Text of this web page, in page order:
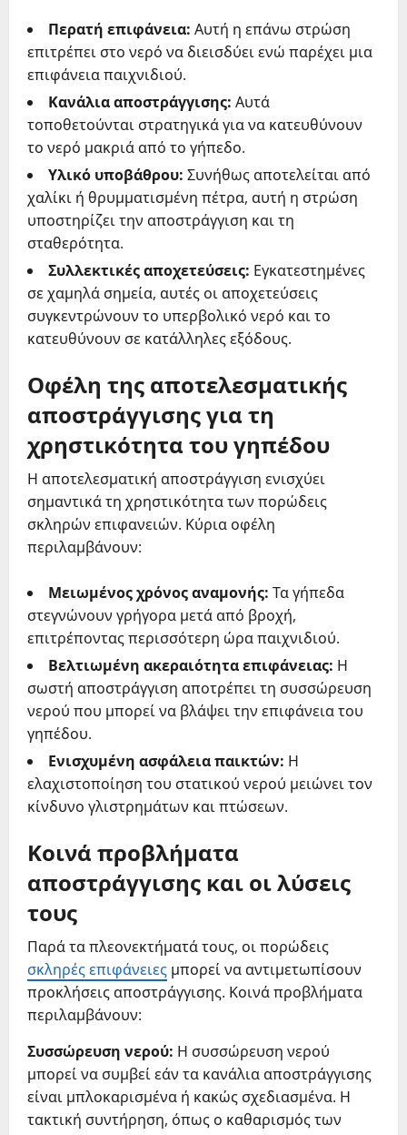
Περατή επιφάνεια: Αυτή η επάνω στρώση
επιτρέπει στο νερό να διεισδύει ενώ παρέχει μια
επιφάνεια παιχνιδιού.
Κανάλια αποστράγγισης: Αυτά
τοποθετούνται στρατηγικά για να κατευθύνουν
το νερό μακριά από το γήπεδο.
Υλικό υποβάθρου: Συνήθως αποτελείται από
χαλίκι ή θρυμματισμένη πέτρα, αυτή η στρώση
υποστηρίζει την αποστράγγιση και τη
σταθερότητα.
Συλλεκτικές αποχετεύσεις: Εγκατεστημένες
σε χαμηλά σημεία, αυτές οι αποχετεύσεις
συγκεντρώνουν το υπερβολικό νερό και το
κατευθύνουν σε κατάλληλες εξόδους.
Οφέλη της αποτελεσματικής
αποστράγγισης για τη
χρηστικότητα του γηπέδου
Η αποτελεσματική αποστράγγιση ενισχύει
σημαντικά τη χρηστικότητα των πορώδεις
σκληρών επιφανειών. Κύρια οφέλη
περιλαμβάνουν:
Μειωμένος χρόνος αναμονής: Τα γήπεδα
στεγνώνουν γρήγορα μετά από βροχή,
επιτρέποντας περισσότερη ώρα παιχνιδιού.
Βελτιωμένη ακεραιότητα επιφάνειας: Η
σωστή αποστράγγιση αποτρέπει τη συσσώρευση
νερού που μπορεί να βλάψει την επιφάνεια του
γηπέδου.
Ενισχυμένη ασφάλεια παικτών: Η
ελαχιστοποίηση του στατικού νερού μειώνει τον
κίνδυνο γλιστρημάτων και πτώσεων.
Κοινά προβλήματα
αποστράγγισης και οι λύσεις
τους
Παρά τα πλεονεκτήματά τους, οι πορώδεις
σκληρές επιφάνειες μπορεί να αντιμετωπίσουν
προκλήσεις αποστράγγισης. Κοινά προβλήματα
περιλαμβάνουν:
Συσσώρευση νερού: Η συσσώρευση νερού
μπορεί να συμβεί εάν τα κανάλια αποστράγγισης
είναι μπλοκαρισμένα ή κακώς σχεδιασμένα. Η
τακτική συντήρηση, όπως ο καθαρισμός των